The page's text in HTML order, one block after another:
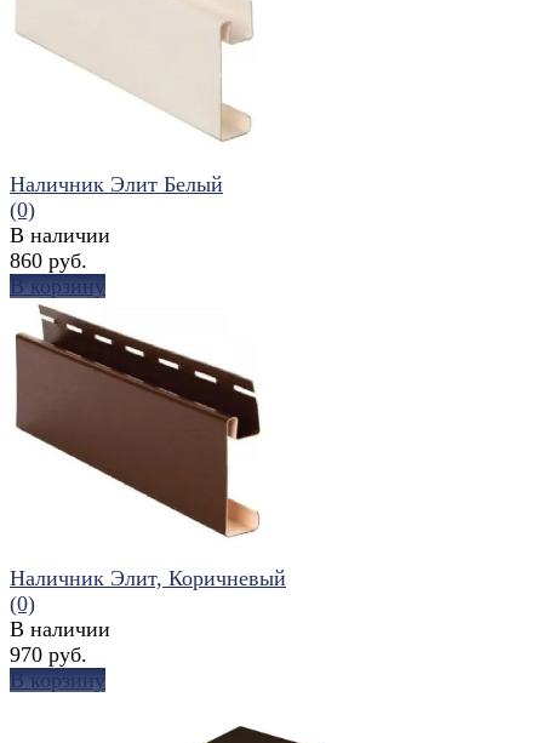
избранное сравнить
Наличник Элит Белый
(0)
В наличии
860 руб.
В корзину
Наличник Элит, Коричневый
(0)
В наличии
970 руб.
В корзину